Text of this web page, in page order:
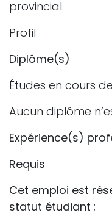
provincial.
Profil
Diplôme(s)
Études en cours
Aucun diplôme
Expérience(s)
Requis
Cet emploi est
statut étudiant ;